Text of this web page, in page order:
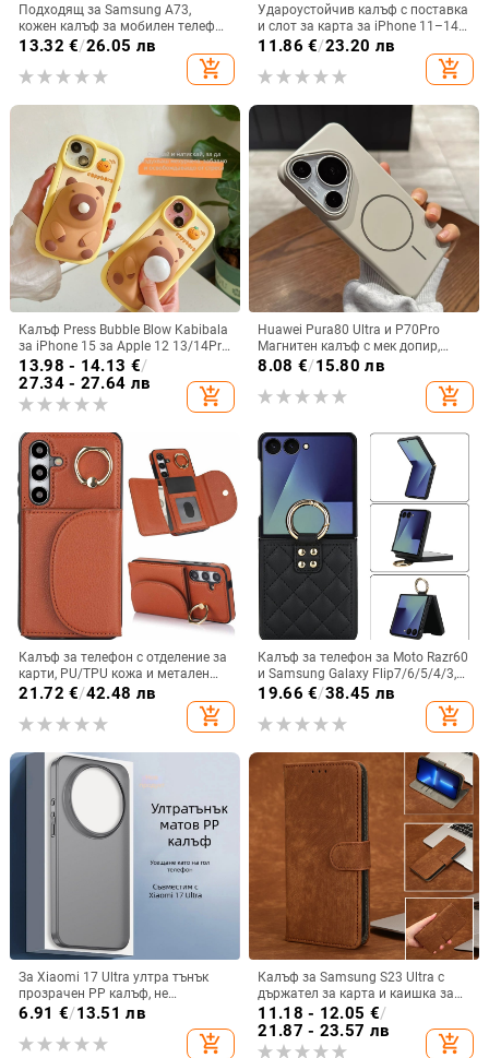
Подходящ за Samsung A73,
кожен калъф за мобилен телефон
A36/A16, калъф за мобилен
телефон A26/A56, флип калъф,
защитен калъф, невидима скоба.
13.32 €/26.05 лв
add_shopping_cart
Удароустойчив калъф с поставка
и слот за карта за iPhone 11–14
Pro Max, изкуствена кожа,
11.86 €/23.20 лв
add_shopping_cart
Калъф Press Bubble Blow Kabibala
за iPhone 15 за Apple 12 13/14Pro
Max, устойчив на изпускане 11
13.98 - 14.13 €/
27.34 - 27.64 лв
add_shopping_cart
Huawei Pura80 Ultra и P70Pro
Магнитен калъф с мек допир,
ултра тънък PC корпус,
8.08 €/15.80 лв
add_shopping_cart
Калъф за телефон с отделение за
карти, PU/TPU кожа и метален
пръстен; ръчна изработка,
против изпускане, за Samsung
21.72 €/42.48 лв
add_shopping_cart
Калъф за телефон за Moto Razr60
и Samsung Galaxy Flip7/6/5/4/3,
сгъваем с пръстен, защита от
изпускане, минималистичен PU
кожен калъф, ръчна изработка
19.66 €/38.45 лв
add_shopping_cart
За Xiaomi 17 Ultra ултра тънък
прозрачен PP калъф, не
пожълтява, матиран финиш и
6.91 €/13.51 лв
add_shopping_cart
Калъф за Samsung S23 Ultra с
държател за карта и каишка за
през врата
11.18 - 12.05 €/
21.87 - 23.57 лв
add_shopping_cart